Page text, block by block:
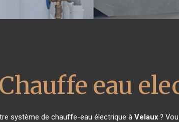
eau
système de chauffe-eau électrique à Velaux?